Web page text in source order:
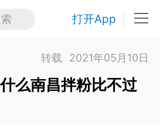
打开App
转载 2021年05月10日
么南昌拌粉比不过